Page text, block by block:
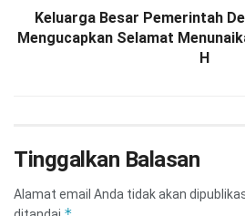
Keluarga Besar Pemerintah
Mengucapkan Selamat
H
Tinggalkan Balasan
Alamat email Anda tidak akan